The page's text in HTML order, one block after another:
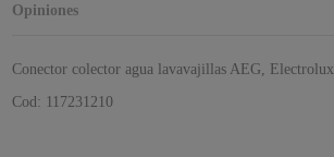
Opiniones
Conector colector agua lavavajillas AEG, Electrolux
Cod: 117231210